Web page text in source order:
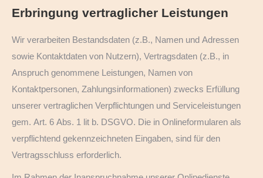
Erbringung vertraglicher Leistungen
Wir verarbeiten Bestandsdaten (z.B., Namen und Adressen
sowie Kontaktdaten von Nutzern), Vertragsdaten (z.B., in
Anspruch genommene Leistungen, Namen von
Kontaktpersonen, Zahlungsinformationen) zwecks Erfüllung
unserer vertraglichen Verpflichtungen und Serviceleistungen
gem. Art. 6 Abs. 1 lit b. DSGVO. Die in Onlineformularen als
verpflichtend gekennzeichneten Eingaben, sind für den
Vertragsschluss erforderlich.